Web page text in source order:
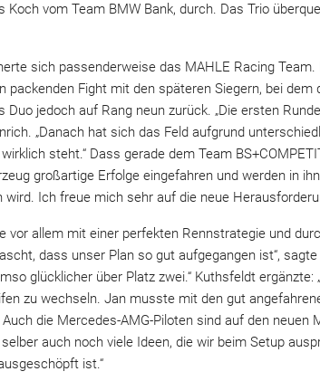
Koch vom Team BMW Bank, durch. Das Trio
sich passenderweise das MAHLE Racing
packenden Fight mit den späteren Siegern, bei
jedoch auf Rang neun zurück. „Die ersten
„Danach hat sich das Feld aufgrund
steht.“ Dass gerade dem Team
großartige Erfolge eingefahren und werden in
Ich freue mich sehr auf die neue
vor allem mit einer perfekten Rennstrategie und
dass unser Plan so gut aufgegangen ist“,
glücklicher über Platz zwei.“ Kuthsfeldt
zu wechseln. Jan musste mit den gut
die Mercedes-AMG-Piloten sind auf den
auch noch viele Ideen, die wir beim Setup
ist.“